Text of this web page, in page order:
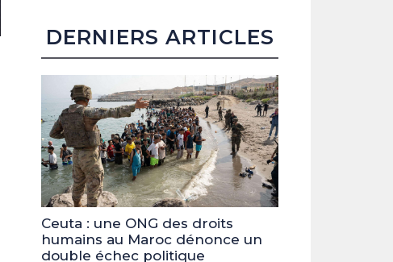
DERNIERS ARTICLES
Ceuta : une ONG des droits
humains au Maroc dénonce un
double échec politique